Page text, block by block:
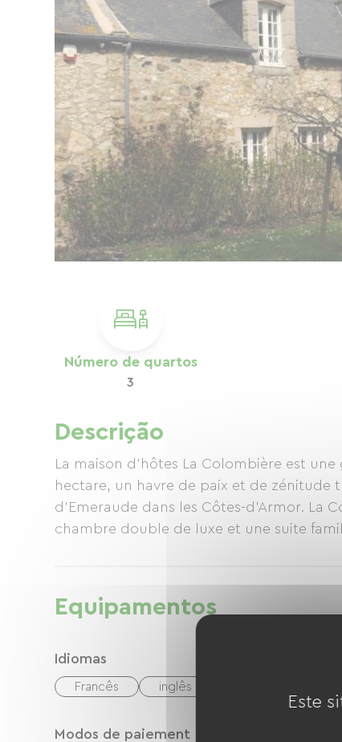
Número de quartos
3
Descrição
La maison d'hôtes La Colombière est
hectare, un havre de paix et de zénitude
d'Emeraude dans les Côtes-d'Armor. La
chambre double de luxe et une suite
Equipamentos
Idiomas
Francês inglês
Modos de paiement
Este